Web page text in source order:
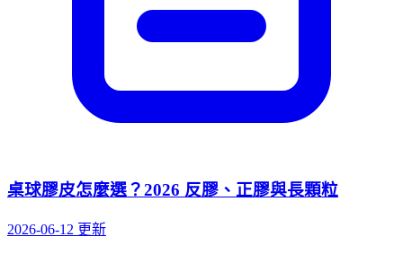
桌球膠皮怎麼選？2026 反膠、正膠與長顆粒
2026-06-12 更新